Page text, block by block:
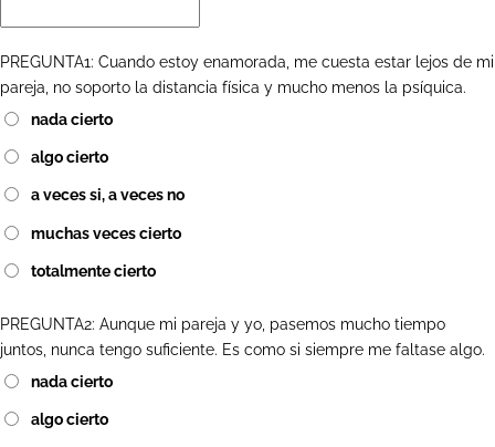
PREGUNTA1: Cuando estoy enamorada, me cuesta estar lejos de mi
pareja, no soporto la distancia física y mucho menos la psíquica.
nada cierto
algo cierto
a veces si, a veces no
muchas veces cierto
totalmente cierto
PREGUNTA2: Aunque mi pareja y yo, pasemos mucho tiempo
juntos, nunca tengo suficiente. Es como si siempre me faltase algo.
nada cierto
algo cierto